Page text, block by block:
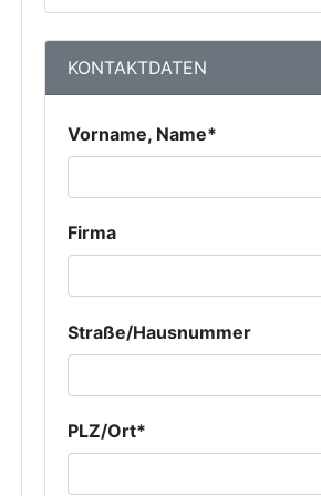
KONTAKTDATEN
Vorname, Name*
Firma
Straße/Hausnummer
PLZ/Ort*